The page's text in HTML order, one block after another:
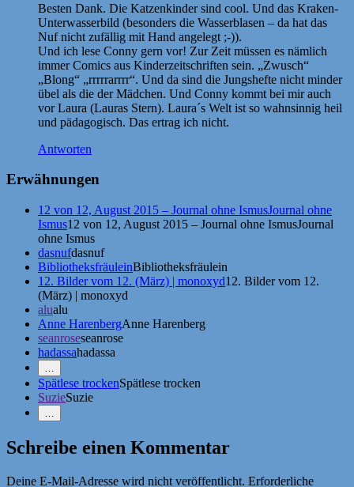
Besten Dank. Die Katzenkinder sind cool. Und das Kraken-
Unterwasserbild (besonders die Wasserblasen – da hat das
Nuf nicht zufällig mit Hand angelegt ;-)).
Und ich lese Conny gern vor! Zur Zeit müssen es nämlich
immer Comics aus Kinderzeitschriften sein. „Zwusch“
„Blong“ „rrrrrarrrr“. Und da sind die Jungshefte nicht minder
übel als die der Mädchen. Und Conny kommt bei mir auch
vor Laura (Lauras Stern). Laura´s Welt ist so wahnsinnig heil
und pädagogisch. Das ertrag ich nicht.
Antworten
Erwähnungen
12 von 12, August 2015 – Journal ohne IsmusJournal ohne
Ismus12 von 12, August 2015 – Journal ohne IsmusJournal
ohne Ismus
dasnufdasnuf
BibliotheksfräuleinBibliotheksfräulein
12. Bilder vom 12. (März) | monoxyd12. Bilder vom 12.
(März) | monoxyd
alualu
Anne HarenbergAnne Harenberg
seanroseseanrose
hadassahadassa
…
Erwähnungen
zeigen
Spätlese trockenSpätlese trocken
SuzieSuzie
…
Erwähnungen
Schreibe einen Kommentar
Deine E-Mail-Adresse wird nicht veröffentlicht. Erforderliche